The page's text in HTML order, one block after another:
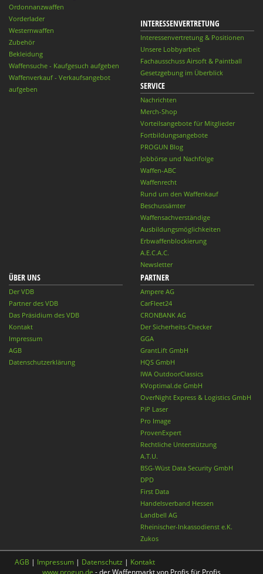
Ordonnanzwaffen
Vorderlader
Westernwaffen
Zubehör
Bekleidung
Waffensuche - Kaufgesuch aufgeben
Waffenverkauf - Verkaufsangebot
aufgeben
INTERESSENVERTRETUNG
Interessenvertretung & Positionen
Unsere Lobbyarbeit
Fachausschuss Airsoft & Paintball
Gesetzgebung im Überblick
SERVICE
Nachrichten
Merch-Shop
Vorteilsangebote für Mitglieder
Fortbildungsangebote
PROGUN Blog
Jobbörse und Nachfolge
Waffen-ABC
Waffenrecht
Rund um den Waffenkauf
Beschussämter
Waffensachverständige
Ausbildungsmöglichkeiten
Erbwaffenblockierung
A.E.C.A.C.
Newsletter
ÜBER UNS
Der VDB
Partner des VDB
Das Präsidium des VDB
Kontakt
Impressum
AGB
Datenschutzerklärung
PARTNER
Ampere AG
CarFleet24
CRONBANK AG
Der Sicherheits-Checker
GGA
GrantLift GmbH
HQS GmbH
IWA OutdoorClassics
KVoptimal.de GmbH
OverNight Express & Logistics GmbH
PiP Laser
Pro Image
ProvenExpert
Rechtliche Unterstützung
A.T.U.
BSG-Wüst Data Security GmbH
DPD
First Data
Handelsverband Hessen
Landbell AG
Rheinischer-Inkassodienst e.K.
Zukos
AGB | Impressum | Datenschutz | Kontakt
www.progun.de - der Waffenmarkt von Profis für Profis